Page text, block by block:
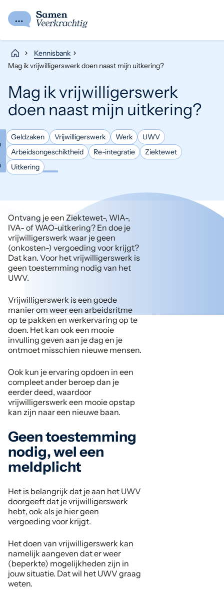
Kennisbank
Mag ik vrijwilligerswerk doen naast mijn uitkering?
Mag ik vrijwilligerswerk
doen naast mijn uitkering?
Geldzaken Vrijwilligerswerk Werk
UWV
Arbeidsongeschiktheid
Re-integratie
Ziektewet
Uitkering
Ontvang je een Ziektewet-, WIA-,
IVA- of WAO-uitkering? En doe je
vrijwilligerswerk waar je geen
(onkosten-) vergoeding voor krijgt?
Dat kan. Voor het vrijwilligerswerk is
geen toestemming nodig van het
UWV.
Vrijwilligerswerk is een goede
manier om weer een arbeidsritme
op te pakken en werkervaring op te
doen. Het kan ook een mooie
invulling geven aan je dag en je
ontmoet misschien nieuwe mensen.
Ook kun je ervaring opdoen in een
compleet ander beroep dan je
eerder deed, waardoor
vrijwilligerswerk een mooie opstap
kan zijn naar een nieuwe baan.
Geen toestemming
nodig, wel een
meldplicht
Het is belangrijk dat je aan het UWV
doorgeeft dat je vrijwilligerswerk
hebt, ook als je hier geen
vergoeding voor krijgt.
Het doen van vrijwilligerswerk kan
namelijk aangeven dat er weer
(beperkte) mogelijkheden zijn in
jouw situatie. Dat wil het UWV graag
weten.